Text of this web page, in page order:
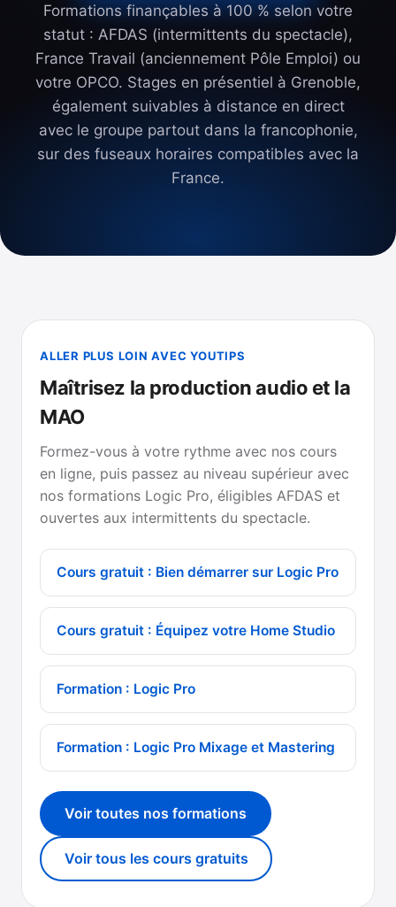
Formations finançables à 100 % selon votre
statut : AFDAS (intermittents du spectacle),
France Travail (anciennement Pôle Emploi) ou
votre OPCO. Stages en présentiel à Grenoble,
également suivables à distance en direct
avec le groupe partout dans la francophonie,
sur des fuseaux horaires compatibles avec la
France.
ALLER PLUS LOIN AVEC YOUTIPS
Maîtrisez la production audio et la
MAO
Formez-vous à votre rythme avec nos cours
en ligne, puis passez au niveau supérieur avec
nos formations Logic Pro, éligibles AFDAS et
ouvertes aux intermittents du spectacle.
Cours gratuit : Bien démarrer sur Logic Pro
Cours gratuit : Équipez votre Home Studio
Formation : Logic Pro
Formation : Logic Pro Mixage et Mastering
Voir toutes nos formations
Voir tous les cours gratuits